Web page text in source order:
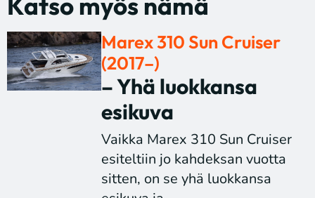
Marex 310 Sun Cruiser
(2017–)
– Yhä luokkansa
esikuva
Vaikka Marex 310 Sun Cruiser
esiteltiin jo kahdeksan vuotta
sitten, on se yhä luokkansa